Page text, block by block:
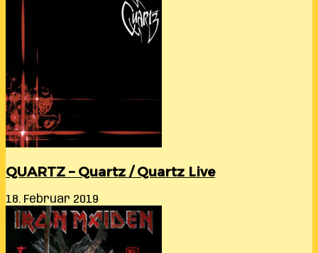
QUARTZ – Quartz / Quartz Live
18. Februar 2019